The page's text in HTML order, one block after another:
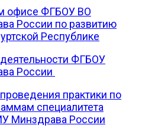
офисе ФГБОУ ВО
России по развитию
Республике
ФГБОУ
России
практики по
специалитета
Минздрава России